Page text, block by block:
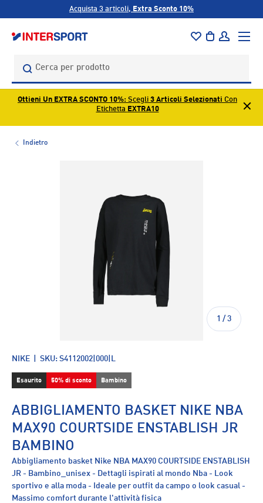
Acquista 3 articoli, Extra Sconto 10%
Cerca
BorsaAccedi
Menu
Ottieni Un EXTRA SCONTO 10%: Scegli 3 Articoli Selezionati Con
Etichetta EXTRA10
Indietro
1 / di
3
NIKE SKU: S4112002|000|L
Esaurito 50% di sconto Bambino
ABBIGLIAMENTO BASKET NIKE NBA
MAX90 COURTSIDE ENSTABLISH JR
BAMBINO
Abbigliamento basket Nike NBA MAX90 COURTSIDE ENSTABLISH
JR - Bambino_unisex - Dettagli ispirati al mondo Nba - Look
sportivo e alla moda - Ideale per outfit da campo o look casual -
Massimo comfort durante l'attività fisica